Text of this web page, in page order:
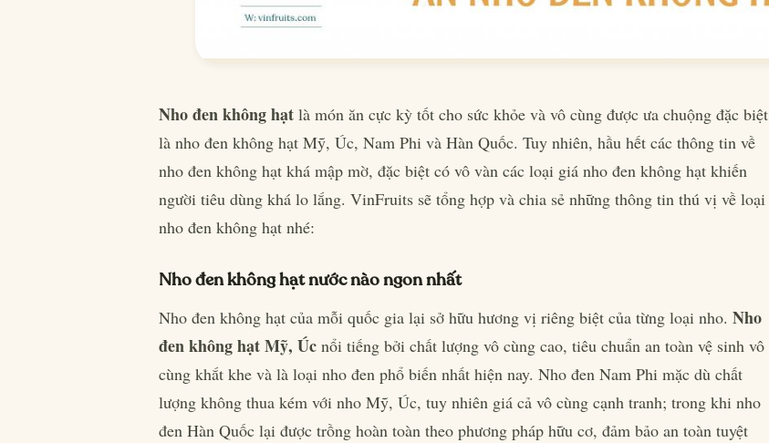
Nho đen không hạt là món ăn cực kỳ tốt cho sức khỏe và vô cùng được ưa chuộng đặc biệt
là nho đen không hạt Mỹ, Úc, Nam Phi và Hàn Quốc. Tuy nhiên, hầu hết các thông tin về
nho đen không hạt khá mập mờ, đặc biệt có vô vàn các loại giá nho đen không hạt khiến
người tiêu dùng khá lo lắng. VinFruits sẽ tổng hợp và chia sẻ những thông tin thú vị về loại
nho đen không hạt nhé:
Nho đen không hạt nước nào ngon nhất
Nho đen không hạt của mỗi quốc gia lại sở hữu hương vị riêng biệt của từng loại nho. Nho
đen không hạt Mỹ, Úc nổi tiếng bởi chất lượng vô cùng cao, tiêu chuẩn an toàn vệ sinh vô
cùng khắt khe và là loại nho đen phổ biến nhất hiện nay. Nho đen Nam Phi mặc dù chất
lượng không thua kém với nho Mỹ, Úc, tuy nhiên giá cả vô cùng cạnh tranh; trong khi nho
đen Hàn Quốc lại được trồng hoàn toàn theo phương pháp hữu cơ, đảm bảo an toàn tuyệt